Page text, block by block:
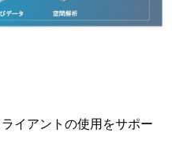
イアントの使用をサポー